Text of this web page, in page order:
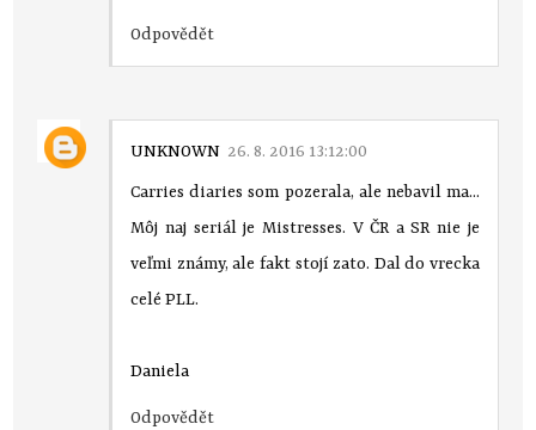
Odpovědět
UNKNOWN 26. 8. 2016 13:12:00
Carries diaries som pozerala, ale nebavil ma...
Môj naj seriál je Mistresses. V ČR a SR nie je
veľmi známy, ale fakt stojí zato. Dal do vrecka
celé PLL.
Daniela
Odpovědět